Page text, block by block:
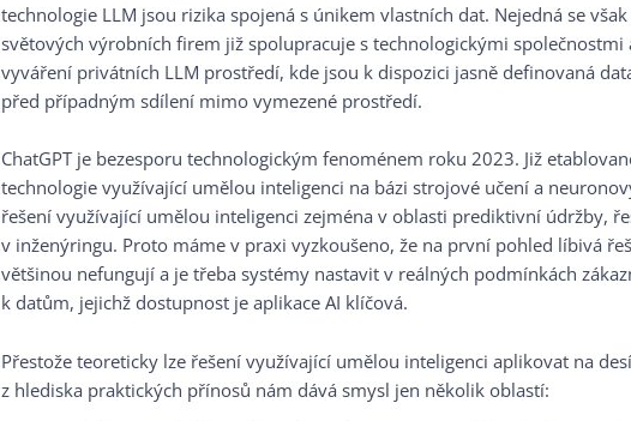
technologie LLM jsou rizika spojená s únikem vlastních dat. Nejedná se
světových výrobních firem již spolupracuje s technologickými
vyváření privátních LLM prostředí, kde jsou k dispozici jasně definovaná
před případným sdílení mimo vymezené prostředí.
ChatGPT je bezesporu technologickým fenoménem roku 2023. Již
technologie využívající umělou inteligenci na bázi strojové učení a
řešení využívající umělou inteligenci zejména v oblasti prediktivní údržby,
v inženýringu. Proto máme v praxi vyzkoušeno, že na první pohled líbivá
většinou nefungují a je třeba systémy nastavit v reálných podmínkách
k datům, jejichž dostupnost je aplikace AI klíčová.
Přestože teoreticky lze řešení využívající umělou inteligenci aplikovat na
z hlediska praktických přínosů nám dává smysl jen několik oblastí: